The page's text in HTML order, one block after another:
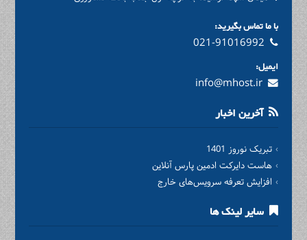
با ما تماس بگیرید:
021-91016992
ایمیل:
info@mhost.ir
آخرین اخبار
تبریک نوروز 1401
هاست دایرکت ادمین پارس آنلاین
افزایش تعرفه سرویس‌های خارج
سایر لینک ها